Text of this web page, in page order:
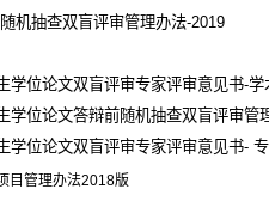
机抽查双盲评审管理办法-2019
学位论文双盲评审专家评审意见书-
学位论文答辩前随机抽查双盲评审管
学位论文双盲评审专家评审意见书-
目管理办法2018版